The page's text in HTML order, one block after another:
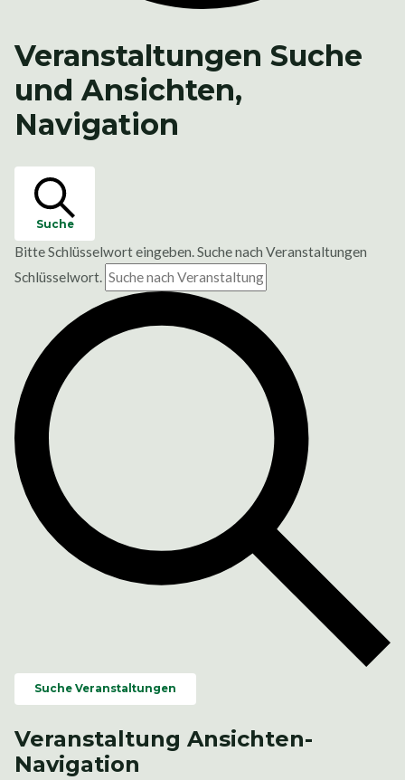
Veranstaltungen Suche
und Ansichten,
Navigation
Suche
Bitte Schlüsselwort eingeben. Suche nach Veranstaltungen
Schlüsselwort.
Suche Veranstaltungen
Veranstaltung Ansichten-
Navigation